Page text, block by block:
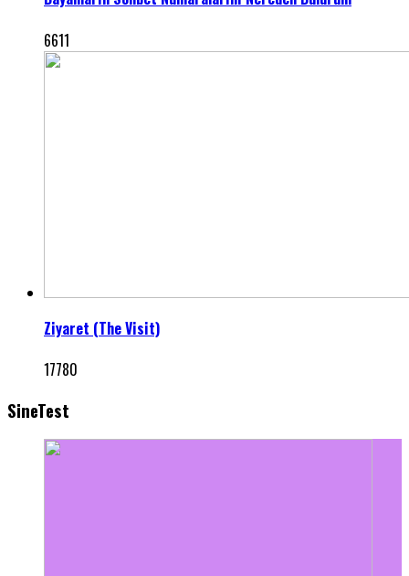
6611
Ziyaret (The Visit)
17780
SineTest